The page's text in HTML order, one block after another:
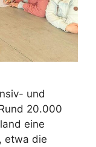
und
20.000
eine
etwa die